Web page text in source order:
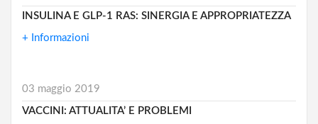
INSULINA E GLP-1 RAS: SINERGIA E APPROPRIATEZZA
+ Informazioni
03 maggio 2019
VACCINI: ATTUALITA’ E PROBLEMI